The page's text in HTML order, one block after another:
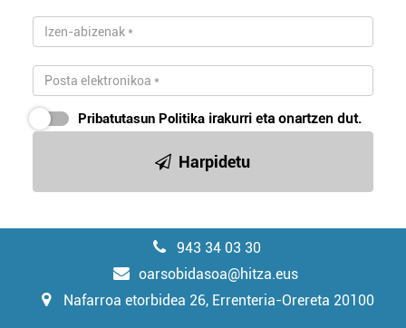
Pribatutasun Politika irakurri eta onartzen dut.
Harpidetu
943 34 03 30
oarsobidasoa@hitza.eus
Nafarroa etorbidea 26, Errenteria-Orereta 20100